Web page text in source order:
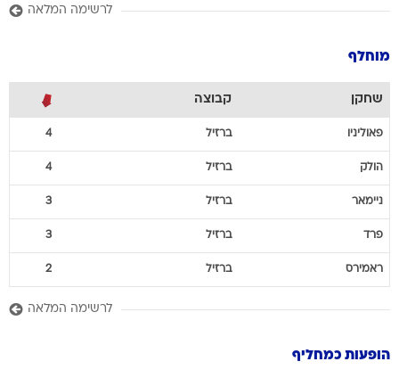
לרשימה המלאה
מוחלף
שחקן קבוצה
פאוליניו ברזיל 4
הולק ברזיל 4
ניימאר ברזיל 3
פרד ברזיל 3
ראמירס ברזיל 2
לרשימה המלאה
הופעות כמחליף